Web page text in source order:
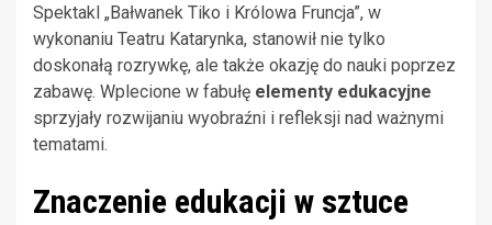
Spektakl „Bałwanek Tiko i Królowa Fruncja”, w
wykonaniu Teatru Katarynka, stanowił nie tylko
doskonałą rozrywkę, ale także okazję do nauki poprzez
zabawę. Wplecione w fabułę elementy edukacyjne
sprzyjały rozwijaniu wyobraźni i refleksji nad ważnymi
tematami.
Znaczenie edukacji w sztuce